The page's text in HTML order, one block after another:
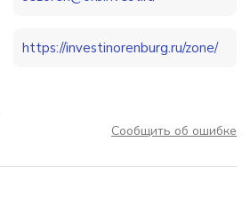
https://investinorenburg.ru/zone/
Сообщить об ошибке